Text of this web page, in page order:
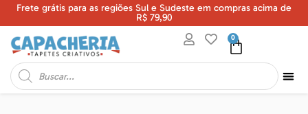
Frete grátis para as regiões Sul e Sudeste em compras acima de
R$ 79,90
0